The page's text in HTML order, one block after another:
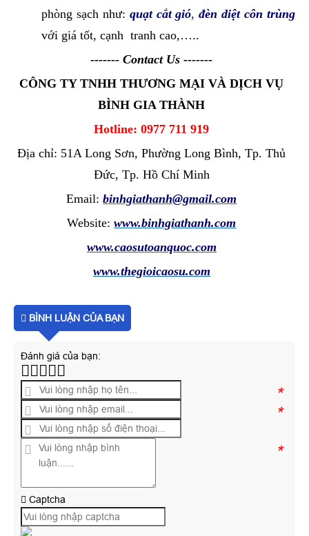
phòng sạch như: quạt cắt gió,đèn diệt côn trùng
với giá tốt, cạnh tranh cao,…..
------- Contact Us -------
CÔNG TY TNHH THƯƠNG MẠI VÀ DỊCH VỤ
BÌNH GIA THÀNH
Hotline: 0977 711 919
Địa chỉ: 51A Long Sơn, Phường Long Bình, Tp. Thủ
Đức, Tp. Hồ Chí Minh
Email:binhgiathanh@gmail.com
Website:www.binhgiathanh.com
www.caosutoanquoc.com
www.thegioicaosu.com
BÌNH LUẬN CỦA BẠN
Đánh giá của bạn:
*
*
*
Captcha